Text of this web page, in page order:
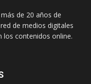
de 20 años de
de medios digitales
los contenidos online.